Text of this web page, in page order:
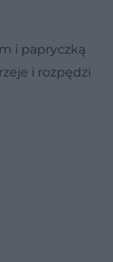
i papryczką
i rozpędzi